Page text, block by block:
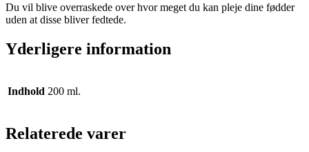
Du vil blive overraskede over hvor meget du kan pleje dine fødder
uden at disse bliver fedtede.
Yderligere information
Indhold 200 ml.
Relaterede varer